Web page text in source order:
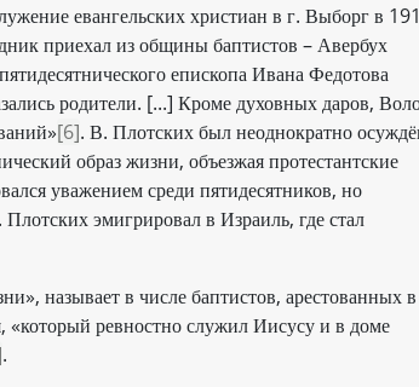
евангельских христиан в г. Выборг в
приехал из общины баптистов – Авербух
епископа Ивана Федотова
родители. [...] Кроме духовных даров,
[6]. В. Плотских был неоднократно
образ жизни, объезжая протестантские
уважением среди пятидесятников, но
эмигрировал в Израиль, где стал
называет в числе баптистов, арестованных в
«который ревностно служил Иисусу и в доме
.